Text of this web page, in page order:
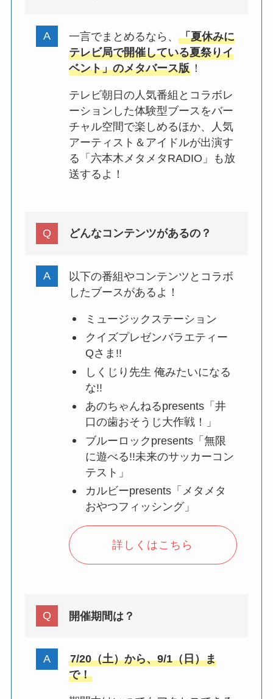
一言でまとめるなら、 「夏休みに
テレビ局で開催している夏祭りイ
ベント」のメタバース版！
テレビ朝日の人気番組とコラボレ
ーションした体験型ブースをバー
チャル空間で楽しめるほか、人気
アーティスト＆アイドルが出演す
る「六本木メタメタRADIO」も放
送するよ！
どんなコンテンツがあるの？
以下の番組やコンテンツとコラボ
したブースがあるよ！
ミュージックステーション
クイズプレゼンバラエティー
Qさま!!
しくじり先生 俺みたいになる
な!!
あのちゃんねるpresents「井
口の歯おそうじ大作戦！」
ブルーロックpresents「無限
に遊べる!!未来のサッカーコン
テスト」
カルビーpresents「メタメタ
おやつフィッシング」
詳しくはこちら
開催期間は？
7/20（土）から、9/1（日）ま
で！